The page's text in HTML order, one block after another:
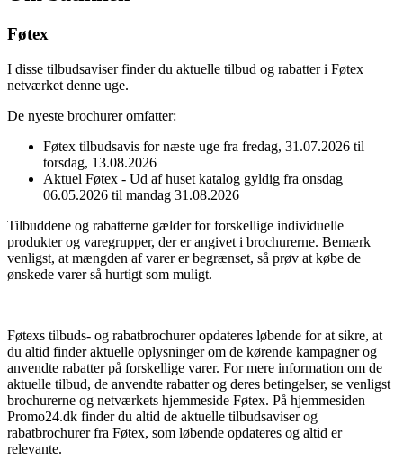
Føtex
I disse tilbudsaviser finder du aktuelle tilbud og rabatter i Føtex
netværket denne uge.
De nyeste brochurer omfatter:
Føtex tilbudsavis for næste uge fra fredag, 31.07.2026 til
torsdag, 13.08.2026
Aktuel Føtex - Ud af huset katalog gyldig fra onsdag
06.05.2026 til mandag 31.08.2026
Tilbuddene og rabatterne gælder for forskellige individuelle
produkter og varegrupper, der er angivet i brochurerne. Bemærk
venligst, at mængden af varer er begrænset, så prøv at købe de
ønskede varer så hurtigt som muligt.
Føtexs tilbuds- og rabatbrochurer opdateres løbende for at sikre, at
du altid finder aktuelle oplysninger om de kørende kampagner og
anvendte rabatter på forskellige varer. For mere information om de
aktuelle tilbud, de anvendte rabatter og deres betingelser, se venligst
brochurerne og netværkets hjemmeside Føtex. På hjemmesiden
Promo24.dk finder du altid de aktuelle tilbudsaviser og
rabatbrochurer fra Føtex, som løbende opdateres og altid er
relevante.